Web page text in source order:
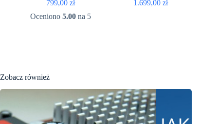
799,00zł
Oceniono5.00 na 5
1.699,00 zł
Zobacz również